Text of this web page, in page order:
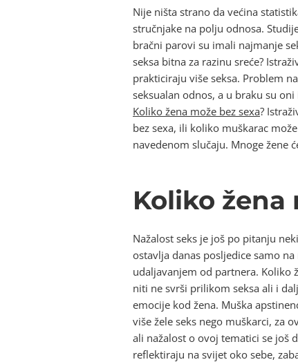
Nije ništa strano da većina
stručnjake na polju odnosa.
bračni parovi su imali najmanje
seksa bitna za razinu sreće?
prakticiraju više seksa. Problem
seksualan odnos, a u braku su
Koliko žena može bez sexa?
bez sexa, ili koliko muškarac
navedenom slučaju. Mnoge žene
Koliko žena
Nažalost seks je još po pitanju
ostavlja danas posljedice samo
udaljavanjem od partnera. Koliko
niti ne svrši prilikom seksa ali i
emocije kod žena. Muška
više žele seks nego muškarci, za
ali nažalost o ovoj tematici se još
reflektiraju na svijet oko sebe,